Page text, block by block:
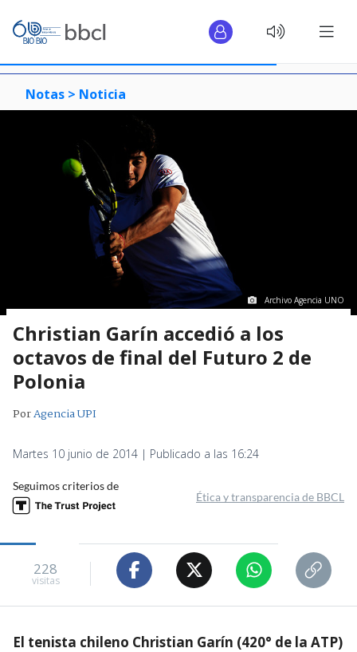
Notas > Noticia
Archivo Agencia UNO
Christian Garín accedió a los
octavos de final del Futuro 2 de
Polonia
PorAgencia UPI
Martes 10 junio de 2014 | Publicado a las 16:24
Seguimos criterios de
Ética y transparencia de BBCL
228
visitas
El tenista chileno Christian Garín (420° de la ATP)